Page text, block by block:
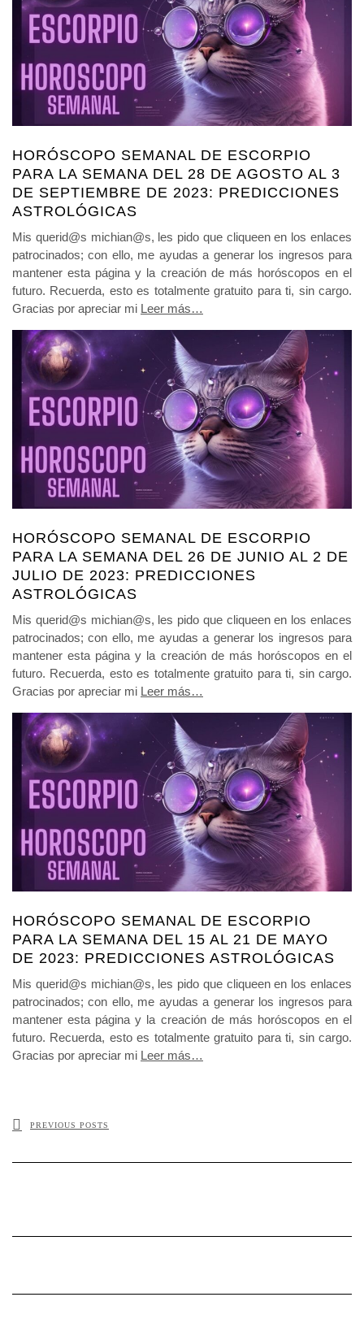
HORÓSCOPO SEMANAL DE ESCORPIO
PARA LA SEMANA DEL 28 DE AGOSTO AL 3
DE SEPTIEMBRE DE 2023: PREDICCIONES
ASTROLÓGICAS
Mis querid@s michian@s, les pido que cliqueen en los enlaces
patrocinados; con ello, me ayudas a generar los ingresos para
mantener esta página y la creación de más horóscopos en el
futuro. Recuerda, esto es totalmente gratuito para ti, sin cargo.
Gracias por apreciar mi Leer más…
HORÓSCOPO SEMANAL DE ESCORPIO
PARA LA SEMANA DEL 26 DE JUNIO AL 2 DE
JULIO DE 2023: PREDICCIONES
ASTROLÓGICAS
Mis querid@s michian@s, les pido que cliqueen en los enlaces
patrocinados; con ello, me ayudas a generar los ingresos para
mantener esta página y la creación de más horóscopos en el
futuro. Recuerda, esto es totalmente gratuito para ti, sin cargo.
Gracias por apreciar mi Leer más…
HORÓSCOPO SEMANAL DE ESCORPIO
PARA LA SEMANA DEL 15 AL 21 DE MAYO
DE 2023: PREDICCIONES ASTROLÓGICAS
Mis querid@s michian@s, les pido que cliqueen en los enlaces
patrocinados; con ello, me ayudas a generar los ingresos para
mantener esta página y la creación de más horóscopos en el
futuro. Recuerda, esto es totalmente gratuito para ti, sin cargo.
Gracias por apreciar mi Leer más…
PREVIOUS POSTS